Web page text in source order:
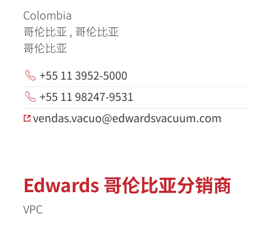
Colombia
哥伦比亚 , 哥伦比亚
哥伦比亚
+55 11 3952-5000
+55 11 98247-9531
vendas.vacuo@edwardsvacuum.com
Edwards 哥伦比亚分销商
VPC